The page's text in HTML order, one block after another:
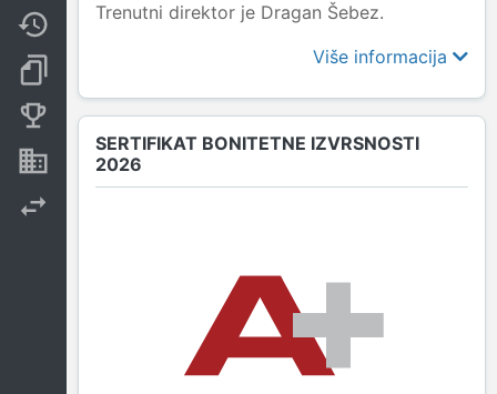
Javne nabavke
Konkurentske kompanije
Nekretnine i imovina
Trenutni direktor je Dragan Šebez.
Više informacija
SERTIFIKAT BONITETNE IZVRSNOSTI
2026